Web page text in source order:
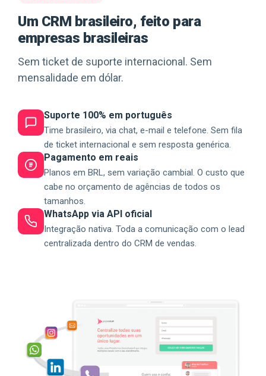
Um CRM brasileiro, feito para
empresas brasileiras
Sem ticket de suporte internacional. Sem
mensalidade em dólar.
Suporte 100% em português
Time brasileiro, via chat, e-mail e telefone. Sem fila
de ticket internacional e sem resposta genérica.
Pagamento em reais
Planos em BRL, sem variação cambial. O custo que
cabe no orçamento de agências de todos os
tamanhos.
WhatsApp via API oficial
Integração nativa. Toda a comunicação com o lead
centralizada dentro do CRM de vendas.